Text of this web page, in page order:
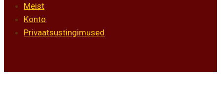
Meist
Konto
Privaatsustingimused